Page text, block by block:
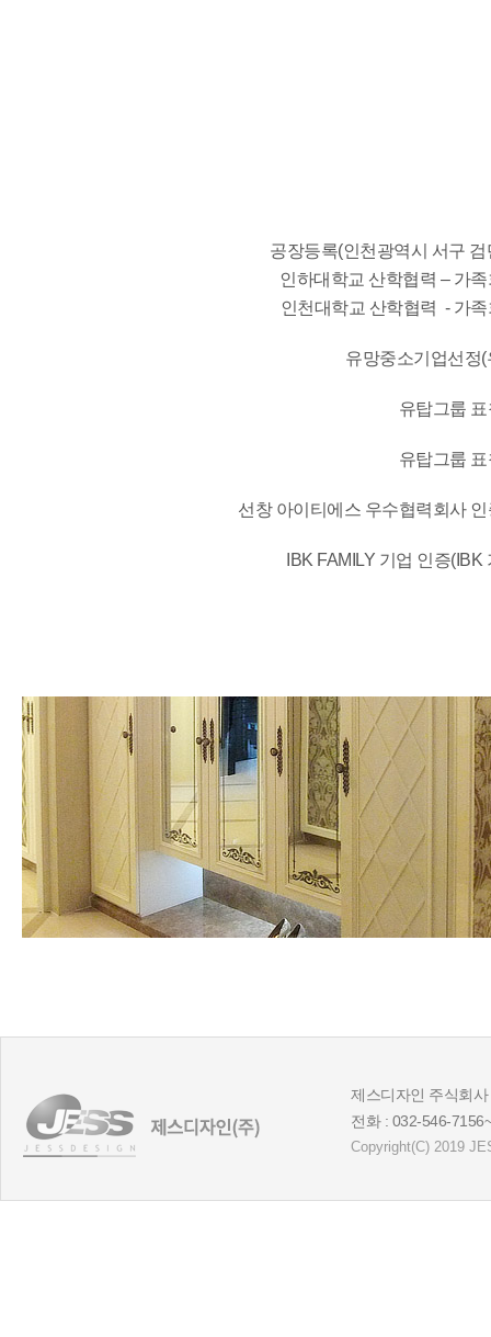
공장등록(인천광역시 서구 검
인하대학교 산학협력 – 가
인천대학교 산학협력 - 가
유망중소기업선정(
유탑그룹
유탑그룹
선창 아이티에스 우수협력회사
IBK FAMILY 기업 인증(IBK
제스디자인 주식회
전화 : 032-546-
Copyright(C) 2019